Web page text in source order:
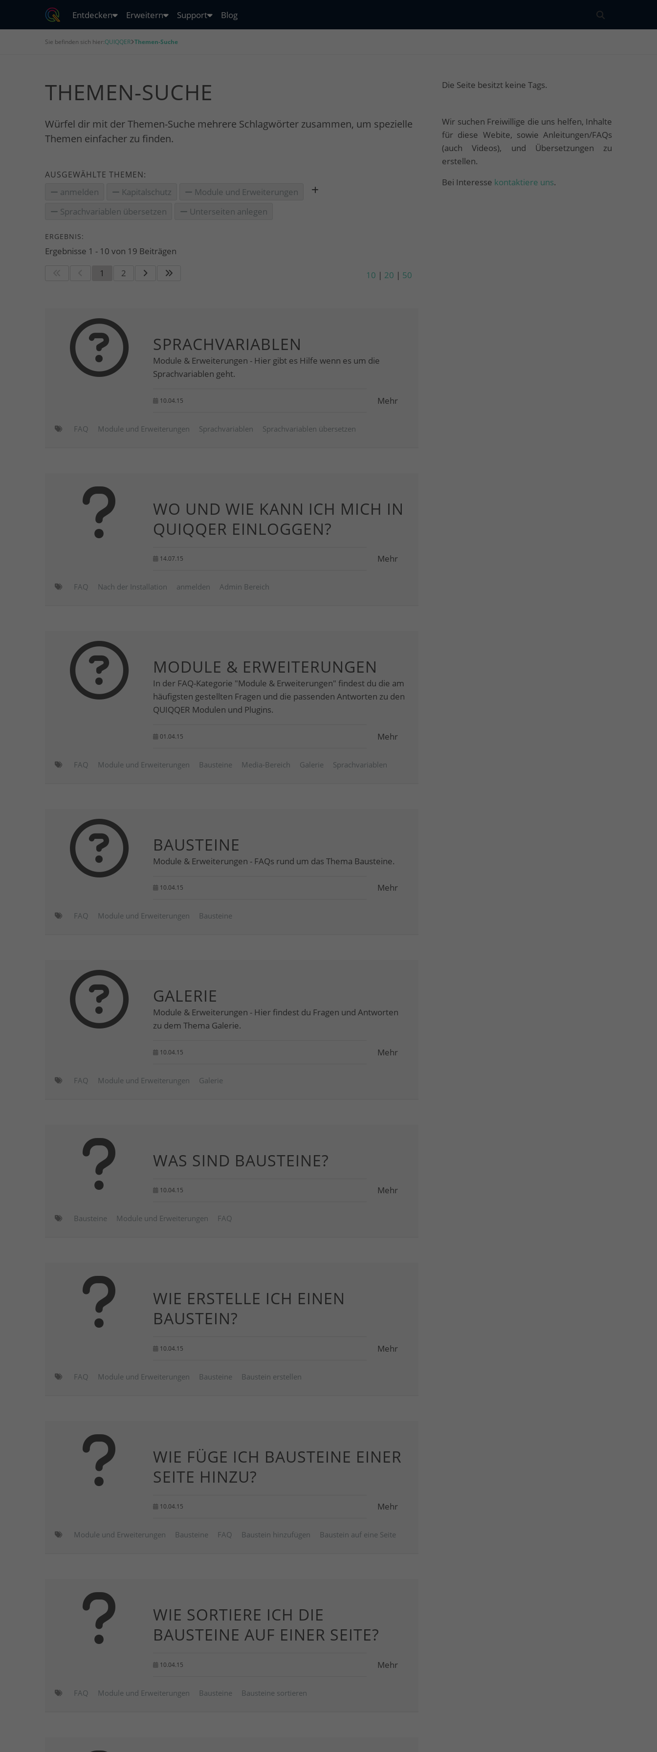
Entdecken Erweitern Support Blog
Sie befinden sich hier:QUIQQER Themen-Suche
THEMEN-SUCHE
Würfel dir mit der Themen-Suche mehrere Schlagwörter zusammen, um spezielle
Themen einfacher zu finden.
AUSGEWÄHLTE THEMEN:
anmelden Kapitalschutz
Module und Erweiterungen
Sprachvariablen übersetzen
Unterseiten anlegen
ERGEBNIS:
Ergebnisse 1 - 10 von 19 Beiträgen
1
2 10 | 20 | 50
SPRACHVARIABLEN
Module & Erweiterungen - Hier gibt es Hilfe wenn es um die
Sprachvariablen geht.
10.04.15 Mehr
FAQ Module und Erweiterungen Sprachvariablen Sprachvariablen übersetzen
WO UND WIE KANN ICH MICH IN
QUIQQER EINLOGGEN?
14.07.15 Mehr
FAQ Nach der Installation anmelden Admin Bereich
MODULE & ERWEITERUNGEN
In der FAQ-Kategorie "Module & Erweiterungen" findest du die am
häufigsten gestellten Fragen und die passenden Antworten zu den
QUIQQER Modulen und Plugins.
01.04.15 Mehr
FAQ Module und Erweiterungen Bausteine Media-Bereich Galerie Sprachvariablen
BAUSTEINE
Module & Erweiterungen - FAQs rund um das Thema Bausteine.
10.04.15 Mehr
FAQ Module und Erweiterungen Bausteine
GALERIE
Module & Erweiterungen - Hier findest du Fragen und Antworten
zu dem Thema Galerie.
10.04.15 Mehr
FAQ Module und Erweiterungen Galerie
WAS SIND BAUSTEINE?
10.04.15 Mehr
Bausteine Module und Erweiterungen FAQ
WIE ERSTELLE ICH EINEN
BAUSTEIN?
10.04.15 Mehr
FAQ Module und Erweiterungen Bausteine Baustein erstellen
WIE FÜGE ICH BAUSTEINE EINER
SEITE HINZU?
10.04.15 Mehr
Module und Erweiterungen Bausteine FAQ Baustein hinzufügen Baustein auf eine Seite
WIE SORTIERE ICH DIE
BAUSTEINE AUF EINER SEITE?
10.04.15 Mehr
FAQ Module und Erweiterungen Bausteine Bausteine sortieren
Die Seite besitzt keine Tags.
Wir suchen Freiwillige die uns helfen, Inhalte
für diese Webite, sowie Anleitungen/FAQs
(auch Videos), und Übersetzungen zu
erstellen.
Bei Interesse kontaktiere uns.